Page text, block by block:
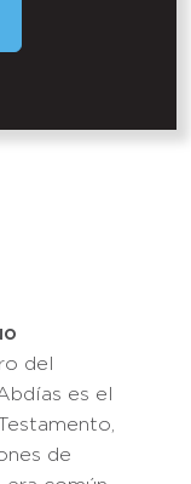
del
es el
de